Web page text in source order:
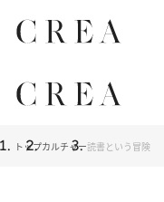
トップカルチャー読書という冒険